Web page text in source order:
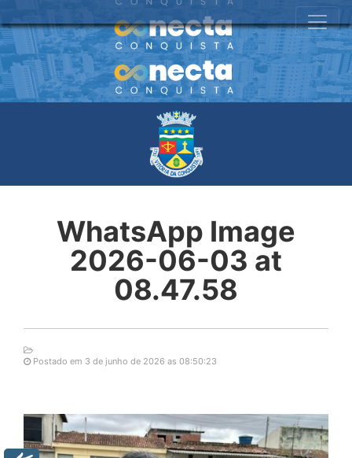
WhatsApp Image
2026-06-03 at
08.47.58
Postado em 3 de junho de 2026 as 08:50:23